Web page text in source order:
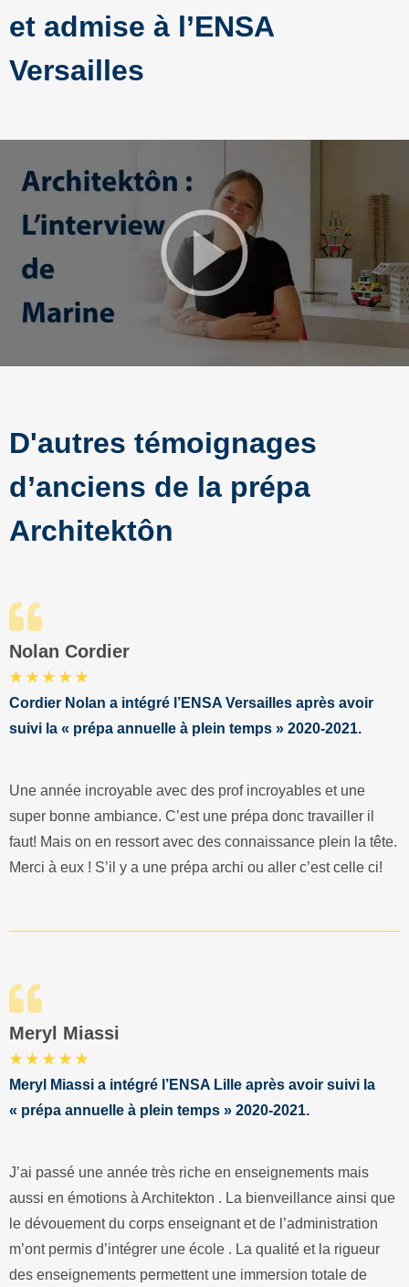
et admise à l’ENSA
Versailles
D'autres témoignages
d’anciens de la prépa
Architektôn
Nolan Cordier
★ ★ ★ ★ ★
Cordier Nolan a intégré l’ENSA Versailles après avoir
suivi la « prépa annuelle à plein temps » 2020-2021.
Une année incroyable avec des prof incroyables et une
super bonne ambiance. C’est une prépa donc travailler il
faut! Mais on en ressort avec des connaissance plein la tête.
Merci à eux ! S’il y a une prépa archi ou aller c’est celle ci!
Meryl Miassi
★ ★ ★ ★ ★
Meryl Miassi a intégré l’ENSA Lille après avoir suivi la
« prépa annuelle à plein temps » 2020-2021.
J’ai passé une année très riche en enseignements mais
aussi en émotions à Architekton . La bienveillance ainsi que
le dévouement du corps enseignant et de l’administration
m’ont permis d’intégrer une école . La qualité et la rigueur
des enseignements permettent une immersion totale de